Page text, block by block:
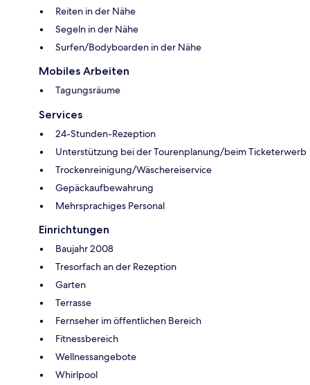
Reiten in der Nähe
Segeln in der Nähe
Surfen/Bodyboarden in der Nähe
Mobiles Arbeiten
Tagungsräume
Services
24-Stunden-Rezeption
Unterstützung bei der Tourenplanung/beim Ticketerwerb
Trockenreinigung/Wäschereiservice
Gepäckaufbewahrung
Mehrsprachiges Personal
Einrichtungen
Baujahr 2008
Tresorfach an der Rezeption
Garten
Terrasse
Fernseher im öffentlichen Bereich
Fitnessbereich
Wellnessangebote
Whirlpool